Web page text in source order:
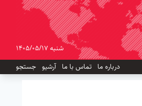
شنبه 1405/05/17
درباره ما تماس با ما آرشیو جستجو